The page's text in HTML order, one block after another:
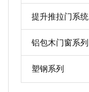
提升推拉门系统
铝包木门窗系列
塑钢系列